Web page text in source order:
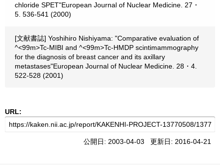
chloride SPET"European Journal of Nuclear Medicine. 27・
5. 536-541 (2000)
[文献書誌] Yoshihiro Nishiyama: "Comparative evaluation of
^<99m>Tc-MIBI and ^<99m>Tc-HMDP scintimammography
for the diagnosis of breast cancer and its axillary
metastases"European Journal of Nuclear Medicine. 28・4.
522-528 (2001)
URL:
公開日: 2003-04-03 更新日: 2016-04-21